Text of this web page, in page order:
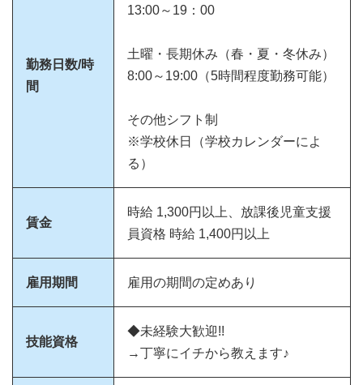
勤務日数/時
間
13:00～19：00
土曜・長期休み（春・夏・冬休み）
8:00～19:00（5時間程度勤務可能）
その他シフト制
※学校休日（学校カレンダーによ
る）
賃金
時給 1,300円以上、放課後児童支援
員資格 時給 1,400円以上
雇用期間 雇用の期間の定めあり
技能資格
◆未経験大歓迎!!
→丁寧にイチから教えます♪